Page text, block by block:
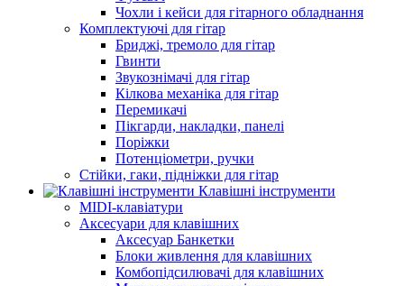
Чохли і кейси для гітарного обладнання
Комплектуючі для гітар
Бриджі, тремоло для гітар
Гвинти
Звукознімачі для гітар
Кілкова механіка для гітар
Перемикачі
Пікгарди, накладки, панелі
Поріжки
Потенціометри, ручки
Стійки, гаки, підніжки для гітар
Клавішні інструменти
MIDI-клавіатури
Аксесуари для клавішних
Аксесуар Банкетки
Блоки живлення для клавішних
Комбопідсилювачі для клавішних